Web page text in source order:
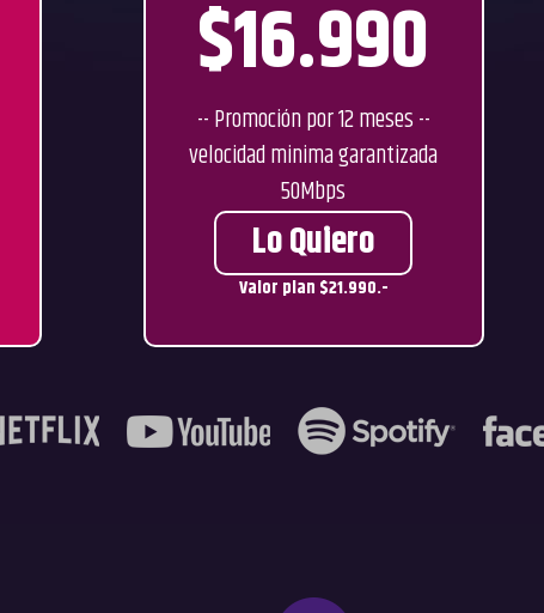
$16.990
-- Promoción por 12 meses --
velocidad minima garantizada
50Mbps
Lo Quiero
Valor plan $21.990.-